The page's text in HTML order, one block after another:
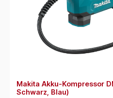
Makita Akku-Kompressor
Schwarz, Blau)